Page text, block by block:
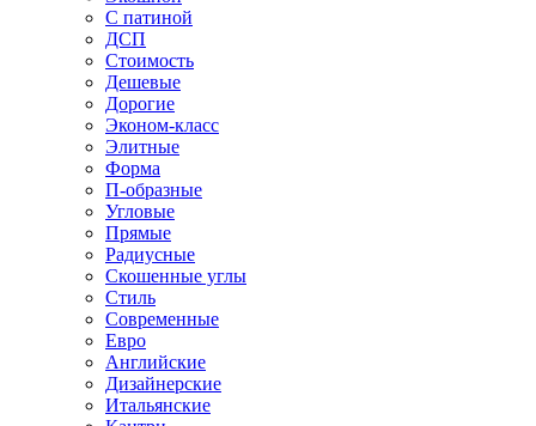
С патиной
ДСП
Стоимость
Дешевые
Дорогие
Эконом-класс
Элитные
Форма
П-образные
Угловые
Прямые
Радиусные
Скошенные углы
Стиль
Современные
Евро
Английские
Дизайнерские
Итальянские